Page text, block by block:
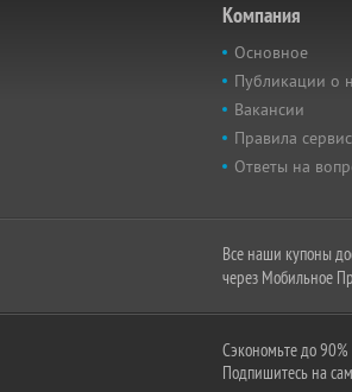
Компания
Основное
Публикации о
Вакансии
Правила
Ответы на
Все наши купоны
через Мобильное
Сэкономьте до
Подпишитесь на